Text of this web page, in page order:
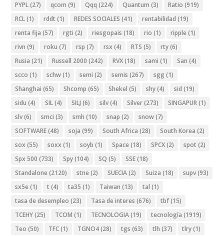
PYPL(27) qcom (9) Qqq (224) Quantum (3) Ratio (919)
RCL(1) rddt (1) REDES SOCIALES (41) rentabilidad (19)
renta fija (57) rgti (2) riesgopais (18) rio (1) ripple (1)
rivn (9) roku (7) rsp (7) rsx (4) RTS (5) rty(6)
Rusia (21) Russell 2000 (242) RVX(18) sami (1) San (4)
scco (1) schw(1) semi (2) semis (267) sgg (1)
Shanghai (65) Shcomp (65) Shekel (5) shy(4) sid (19)
sidu (4) SIL(4) SILJ (6) silv(4) Silver(273) SINGAPUR(1)
slv(6) smci (3) smh (10) snap (2) snow(7)
SOFTWARE(48) soja (99) South Africa (28) South Korea (2)
sox (55) soxx (1) soyb (1) Space (18) SPCX(2) spot (2)
Spx 500 (733) Spy(104) SQ (5) SSE(18)
Standalone (2120) stne (2) SUECIA(2) Suiza (18) supv(93)
sx5e (1) t (4) ta35 (1) Taiwan (13) tal (1)
tasa de desempleo (23) Tasa de interes (676) tbf(15)
TCEHY(25) TCOM (1) TECNOLOGIA(19) tecnología (1919)
Teo (50) TFC(1) TGNO4(28) tgs (63) tlh (37) tlry(1)